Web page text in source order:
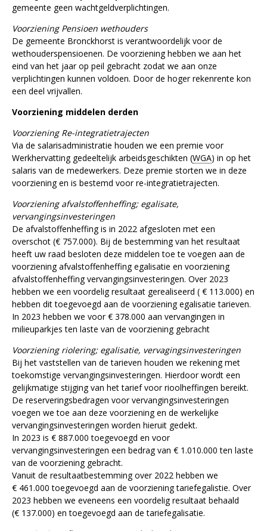
gemeente geen wachtgeldverplichtingen.
Voorziening Pensioen wethouders
De gemeente Bronckhorst is verantwoordelijk voor de
wethouderspensioenen. De voorziening hebben we aan het
eind van het jaar op peil gebracht zodat we aan onze
verplichtingen kunnen voldoen. Door de hoger rekenrente kon
een deel vrijvallen.
Voorziening middelen derden
Voorziening Re-integratietrajecten
Via de salarisadministratie houden we een premie voor
Werkhervatting gedeeltelijk arbeidsgeschikten (WGA) in op het
salaris van de medewerkers. Deze premie storten we in deze
voorziening en is bestemd voor re-integratietrajecten.
Voorziening afvalstoffenheffing; egalisate,
vervangingsinvesteringen
De afvalstoffenheffing is in 2022 afgesloten met een
overschot (€ 757.000). Bij de bestemming van het resultaat
heeft uw raad besloten deze middelen toe te voegen aan de
voorziening afvalstoffenheffing egalisatie en voorziening
afvalstoffenheffing vervangingsinvesteringen. Over 2023
hebben we een voordelig resultaat gerealiseerd ( € 113.000) en
hebben dit toegevoegd aan de voorziening egalisatie tarieven.
In 2023 hebben we voor € 378.000 aan vervangingen in
milieuparkjes ten laste van de voorziening gebracht
Voorziening riolering; egalisatie, vervagingsinvesteringen
Bij het vaststellen van de tarieven houden we rekening met
toekomstige vervangingsinvesteringen. Hierdoor wordt een
gelijkmatige stijging van het tarief voor rioolheffingen bereikt.
De reserveringsbedragen voor vervangingsinvesteringen
voegen we toe aan deze voorziening en de werkelijke
vervangingsinvesteringen worden hieruit gedekt.
In 2023 is € 887.000 toegevoegd en voor
vervangingsinvesteringen een bedrag van € 1.010.000 ten laste
van de voorziening gebracht.
Vanuit de resultaatbestemming over 2022 hebben we
€ 461.000 toegevoegd aan de voorziening tariefegalistie. Over
2023 hebben we eveneens een voordelig resultaat behaald
(€ 137.000) en toegevoegd aan de tariefegalisatie.